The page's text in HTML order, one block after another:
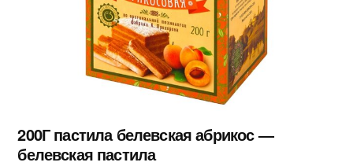
200Г пастила белевская абрикос —
белевская пастила